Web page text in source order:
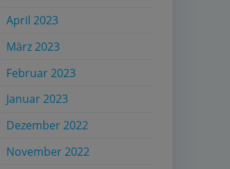
April 2023
März 2023
Februar 2023
Januar 2023
Dezember 2022
November 2022